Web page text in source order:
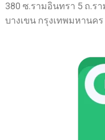
380 ซ.รามอินทรา 5 ถ.ร
บางเขน กรุงเทพมหานคร